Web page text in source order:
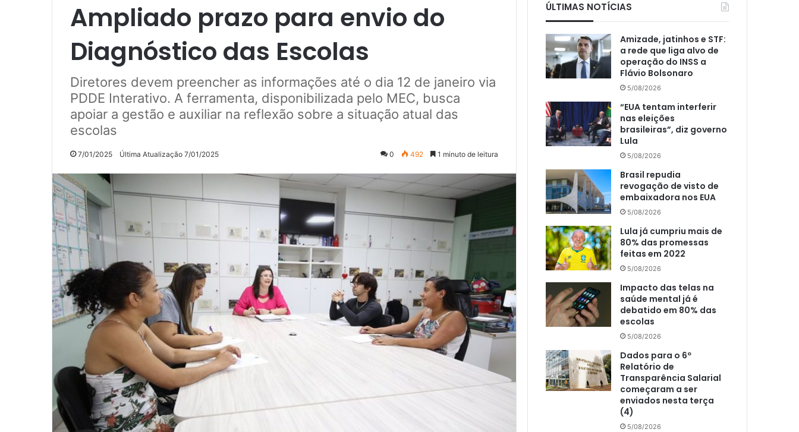
Ampliado prazo para envio do
Diagnóstico das Escolas
Diretores devem preencher as informações até o dia 12 de janeiro via
PDDE Interativo. A ferramenta, disponibilizada pelo MEC, busca
apoiar a gestão e auxiliar na reflexão sobre a situação atual das
escolas
7/01/2025 Última Atualização 7/01/2025 0 492 1 minuto de leitura
ÚLTIMAS NOTÍCIAS
Amizade, jatinhos e STF:
a rede que liga alvo de
operação do INSS a
Flávio Bolsonaro
5/08/2026
“EUA tentam interferir
nas eleições
brasileiras”, diz governo
Lula
5/08/2026
Brasil repudia
revogação de visto de
embaixadora nos EUA
5/08/2026
Lula já cumpriu mais de
80% das promessas
feitas em 2022
5/08/2026
Impacto das telas na
saúde mental já é
debatido em 80% das
escolas
5/08/2026
Dados para o 6º
Relatório de
Transparência Salarial
começaram a ser
enviados nesta terça
(4)
5/08/2026